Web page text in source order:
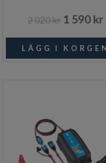
2 020 kr 1 590 kr